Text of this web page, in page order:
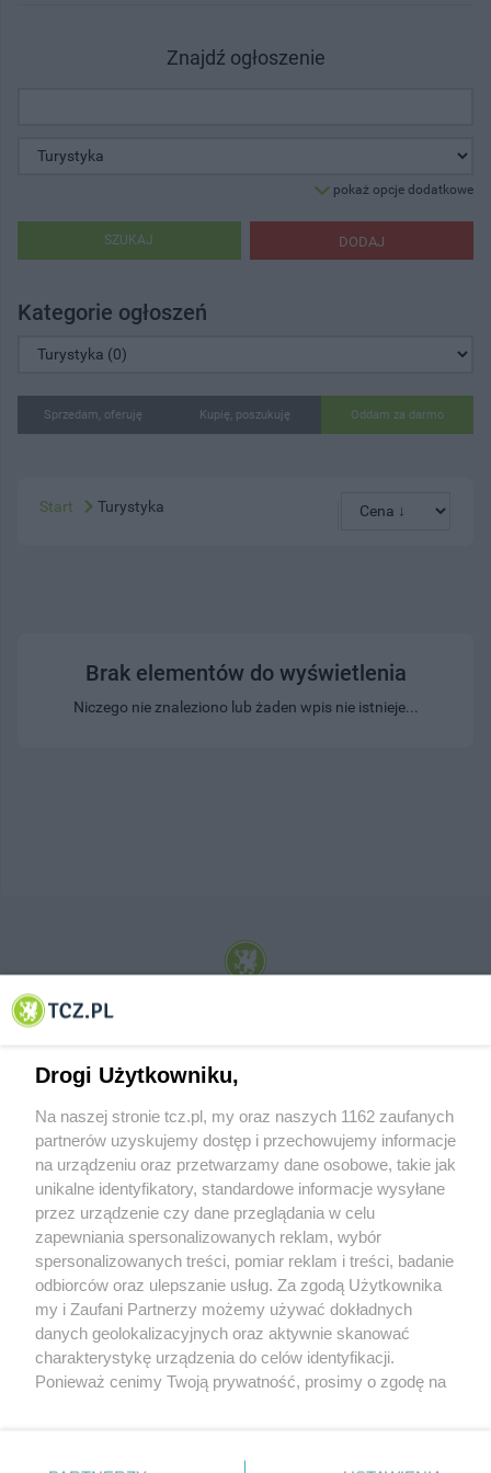
Znajdź ogłoszenie
pokaż opcje dodatkowe
DODAJ
SZUKAJ
Kategorie ogłoszeń
Sprzedam, oferuję Kupię, poszukuję Oddam za darmo
Start Turystyka
Brak elementów do wyświetlenia
Niczego nie znaleziono lub żaden wpis nie istnieje...
© 2001-2026 Tczew - TCZ.PL Sp. z o.o. Internetowy Serwis Informacyjny Miasta
O FIRMIE POLITYKA PRYWATNOŚCI HOSTING
REKLAMA WSPÓŁPRACA RSS FACEBOOK KONTAKT
Nasze serwisy
Aktualności
Tcz24
Muzyka i kultura
Archiwum wydarzeń
Drogi Użytkowniku,
Na naszej stronie tcz.pl, my oraz naszych 1162 zaufanych
partnerów uzyskujemy dostęp i przechowujemy informacje
na urządzeniu oraz przetwarzamy dane osobowe, takie jak
unikalne identyfikatory, standardowe informacje wysyłane
przez urządzenie czy dane przeglądania w celu
zapewniania spersonalizowanych reklam, wybór
spersonalizowanych treści, pomiar reklam i treści, badanie
odbiorców oraz ulepszanie usług. Za zgodą Użytkownika
my i Zaufani Partnerzy możemy używać dokładnych
danych geolokalizacyjnych oraz aktywnie skanować
charakterystykę urządzenia do celów identyfikacji.
Ponieważ cenimy Twoją prywatność, prosimy o zgodę na